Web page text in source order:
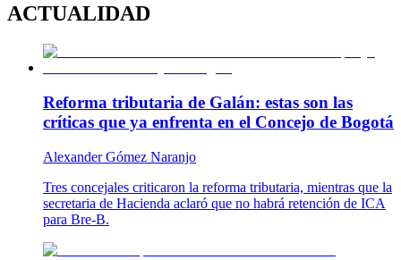
ACTUALIDAD
Reforma tributaria de Galán: estas son las
críticas que ya enfrenta en el Concejo de Bogotá
Alexander Gómez Naranjo
Tres concejales criticaron la reforma tributaria, mientras que la
secretaria de Hacienda aclaró que no habrá retención de ICA
para Bre-B.